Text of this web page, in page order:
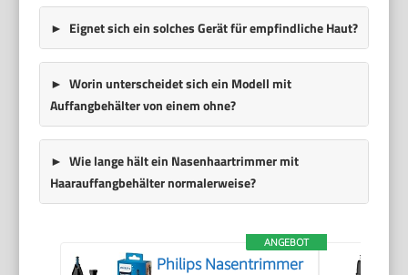
Eignet sich ein solches Gerät für empfindliche Haut?
Worin unterscheidet sich ein Modell mit
Auffangbehälter von einem ohne?
Wie lange hält ein Nasenhaartrimmer mit
Haarauffangbehälter normalerweise?
ANGEBOT
Philips Nasentrimmer